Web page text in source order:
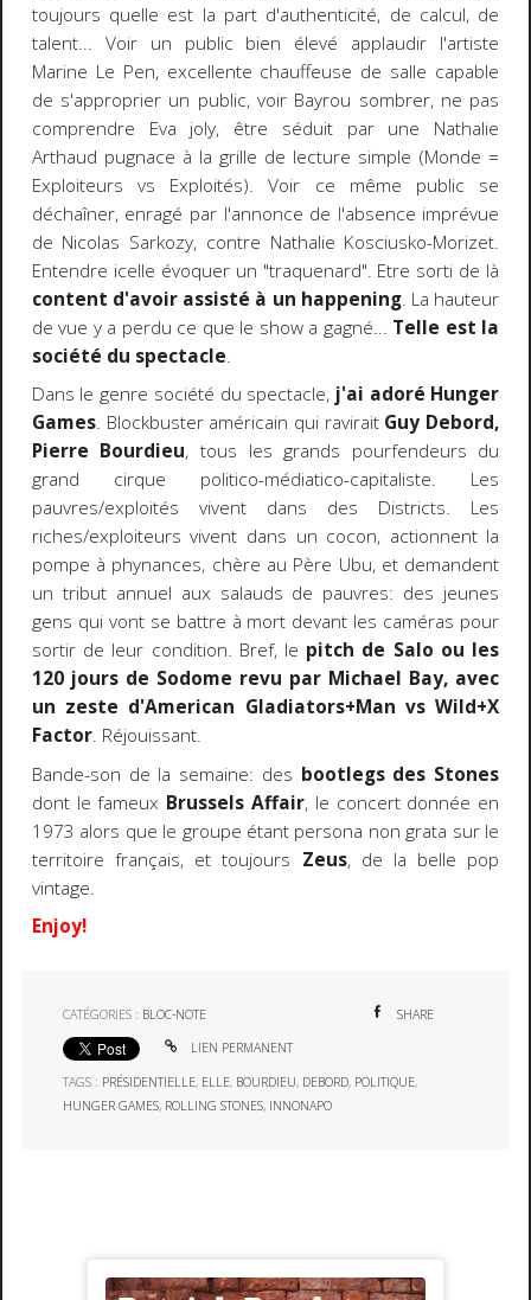
toujours quelle est la part d'authenticité, de calcul, de
talent... Voir un public bien élevé applaudir l'artiste
Marine Le Pen, excellente chauffeuse de salle capable
de s'approprier un public, voir Bayrou sombrer, ne pas
comprendre Eva joly, être séduit par une Nathalie
Arthaud pugnace à la grille de lecture simple (Monde =
Exploiteurs vs Exploités). Voir ce même public se
déchaîner, enragé par l'annonce de l'absence imprévue
de Nicolas Sarkozy, contre Nathalie Kosciusko-Morizet.
Entendre icelle évoquer un "traquenard". Etre sorti de là
content d'avoir assisté à un happening. La hauteur
de vue y a perdu ce que le show a gagné... Telle est la
société du spectacle.
Dans le genre société du spectacle, j'ai adoré Hunger
Games. Blockbuster américain qui ravirait Guy Debord,
Pierre Bourdieu, tous les grands pourfendeurs du
grand cirque politico-médiatico-capitaliste. Les
pauvres/exploités vivent dans des Districts. Les
riches/exploiteurs vivent dans un cocon, actionnent la
pompe à phynances, chère au Père Ubu, et demandent
un tribut annuel aux salauds de pauvres: des jeunes
gens qui vont se battre à mort devant les caméras pour
sortir de leur condition. Bref, le pitch de Salo ou les
120 jours de Sodome revu par Michael Bay, avec
un zeste d'American Gladiators+Man vs Wild+X
Factor. Réjouissant.
Bande-son de la semaine: des bootlegs des Stones
dont le fameux Brussels Affair, le concert donnée en
1973 alors que le groupe étant persona non grata sur le
territoire français, et toujours Zeus, de la belle pop
vintage.
Enjoy!
CATÉGORIES : BLOC-NOTE SHARE
LIEN PERMANENT
TAGS : PRÉSIDENTIELLE, ELLE, BOURDIEU, DEBORD, POLITIQUE,
HUNGER GAMES, ROLLING STONES, INNONAPO